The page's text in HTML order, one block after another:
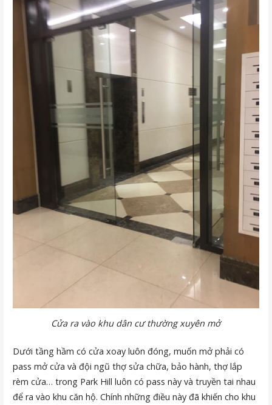
Cửa ra vào khu dân cư thường xuyên mở
Dưới tầng hầm có cửa xoay luôn đóng, muốn mở phải có
pass mở cửa và đội ngũ thợ sửa chữa, bảo hành, thợ lắp
rèm cửa… trong Park Hill luôn có pass này và truyền tai nhau
để ra vào khu căn hộ. Chính những điều này đã khiến cho khu